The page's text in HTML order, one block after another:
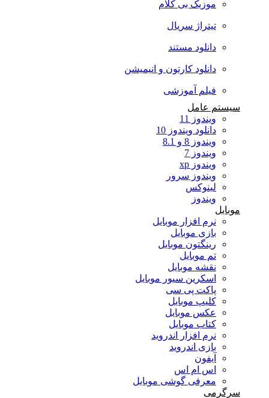
موزیک بی کلام
تیتراژ سریال
دانلود مستند
دانلود کارتون و انیمیشن
فیلم آموزشی
سیستم عامل
ویندوز 11
دانلود ویندوز 10
ویندوز 8 و 8.1
ویندوز 7
ویندوز xp
ویندوز سرور
لینوکس
ویندوز
موبایل
نرم افزار موبایل
بازی موبایل
رینگتون موبایل
تم موبایل
نقشه موبایل
اسکرین سیور موبایل
پاکت پی سی
کلیپ موبایل
عکس موبایل
کتاب موبایل
نرم افزار اندروید
بازی اندروید
آیفون
اس ام اس
معرفی گوشی موبایل
سرگرمی